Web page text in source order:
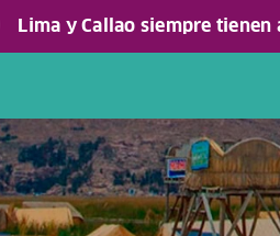
Lima y Callao siempre